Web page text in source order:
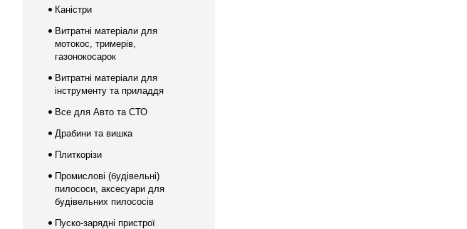
Каністри
Витратні матеріали для
мотокос, тримерів,
газонокосарок
Витратні матеріали для
інструменту та приладдя
Все для Авто та СТО
Драбини та вишка
Плиткорізи
Промислові (будівельні)
пилососи, аксесуари для
будівельних пилососів
Пуско-зарядні пристрої